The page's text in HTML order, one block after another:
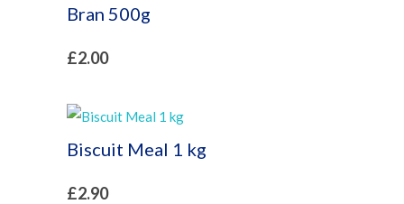
Bran 500g
£2.00
Biscuit Meal 1 kg
£2.90